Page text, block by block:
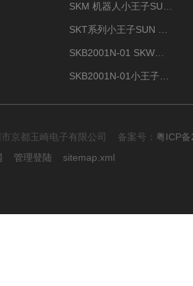
SKM 机器人小王子SUN ENERGY紫外线臭氧清洗设备UV清洗
SKT系列小王子SUN ENERGY紫外线臭氧清洗设备UV清洗
SKB2001N-01 SKW小王子SUN ENERGY紫外线臭氧清洗设备辐照器
SKB2001N-01小王子SUN ENERGY紫外线臭氧清洗设备
京都玉崎电子有限公司 备案号： 粤ICP
管理登陆 sitemap.xml